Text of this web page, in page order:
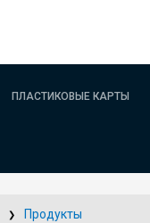
ПЛАСТИКОВЫЕ КАРТЫ
Продукты